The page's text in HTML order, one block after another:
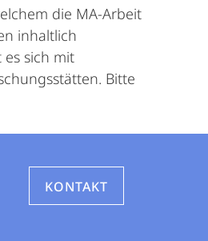
die MA-Arbeit
inhaltlich
sich mit
Bitte
KONTAKT